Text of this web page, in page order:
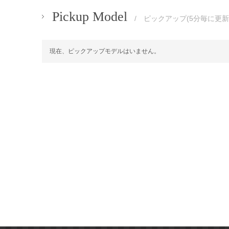
Pickup Model / ピックアップ(5分毎に更
現在、ピックアップモデルはいません。